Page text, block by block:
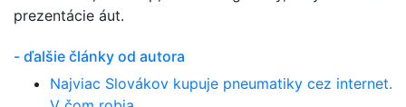
prezentácie áut.
- ďalšie články od autora
Najviac Slovákov kupuje pneumatiky cez internet.